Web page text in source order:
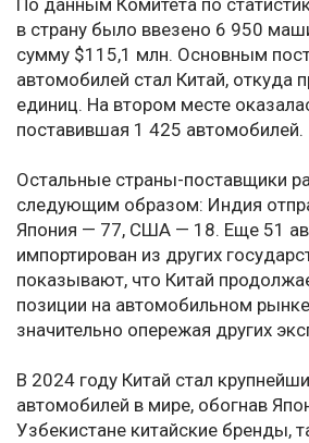
По данным Комитета по
в страну было ввезено 6 950
сумму $115,1 млн. Основным
автомобилей стал Китай, откуда
единиц. На втором месте
поставившая 1 425 автомобилей.
Остальные страны-поставщики
следующим образом: Индия
Япония — 77, США — 18. Еще 51
импортирован из других
показывают, что Китай
позиции на автомобильном
значительно опережая других
В 2024 году Китай стал
автомобилей в мире, обогнав
Узбекистане китайские бренды,